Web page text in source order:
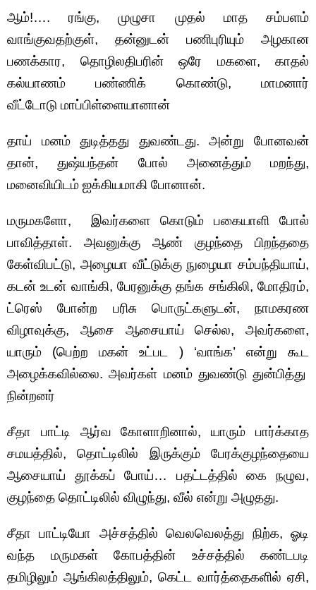
ஆம்!…. ரங்கு, முழுசா முதல் மாத சம்பளம்
வாங்குவதற்குள், தன்னுடன் பணிபுரியும் அழகான
பணக்கார, தொழிலதிபரின் ஒரே மகளை, காதல்
கல்யாணம் பண்ணிக் கொண்டு, மாமனார்
வீட்டோடு மாப்பிள்ளையானான்
தாய் மனம் துடித்தது துவண்டது. அன்று போனவன்
தான், துஷ்யந்தன் போல் அனைத்தும் மறந்து,
மனைவியிடம் ஐக்கியமாகி போனான்.
மருமகளோ, இவர்களை கொடும் பகையாளி போல்
பாவித்தாள். அவனுக்கு ஆண் குழந்தை பிறந்ததை
கேள்விபட்டு, அழையா வீட்டுக்கு நுழையா சம்பந்தியாய்,
கடன் உடன் வாங்கி, பேரனுக்கு தங்க சங்கிலி, மோதிரம்,
ட்ரெஸ் போன்ற பரிசு பொருட்களுடன், நாமகரண
விழாவுக்கு, ஆசை ஆசையாய் செல்ல, அவர்களை,
யாரும் (பெற்ற மகன் உட்பட ) ‘வாங்க’ என்று கூட
அழைக்கவில்லை. அவர்கள் மனம் துவண்டு துன்பித்து
நின்றனர்
சீதா பாட்டி ஆர்வ கோளாறினால், யாரும் பார்க்காத
சமயத்தில், தொட்டிலில் இருக்கும் பேரக்குழந்தையை
ஆசையாய் தூக்கப் போய்… பதட்டத்தில் கை நழுவ,
குழந்தை தொட்டிலில் விழுந்து, வீல் என்று அழுதது.
சீதா பாட்டியோ அச்சத்தில் வெலவெலத்து நிற்க, ஓடி
வந்த மருமகள் கோபத்தின் உச்சத்தில் கண்டபடி
தமிழிலும் ஆங்கிலத்திலும், கெட்ட வார்த்தைகளில் ஏசி,